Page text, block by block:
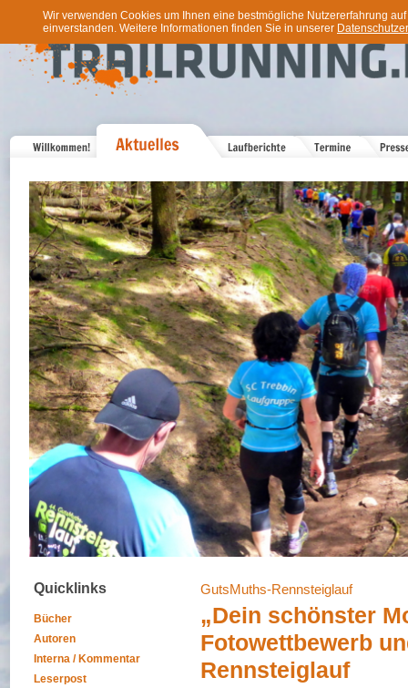
Wir verwenden Cookies um Ihnen eine bestmögliche Nutzererfahrung
einverstanden. Weitere Informationen finden Sie in unserer
Quicklinks
Bücher
Autoren
Interna / Kommentar
Leserpost
GutsMuths-Rennsteiglauf
„Dein schönster
Fotowettbewerb
Rennsteiglauf